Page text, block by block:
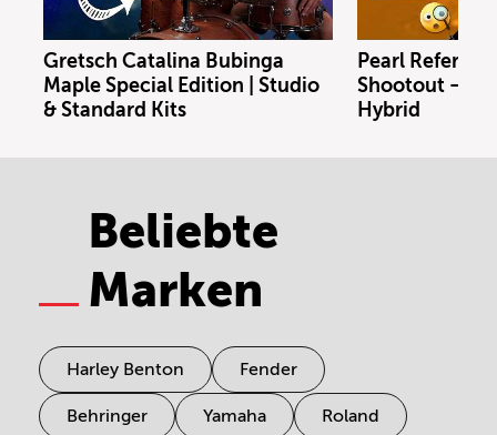
Gretsch Catalina Bubinga
Maple Special Edition | Studio
& Standard Kits
Pearl
Shootout –
Hybrid
Beliebte
Marken
Harley Benton Fender
Behringer Yamaha Roland